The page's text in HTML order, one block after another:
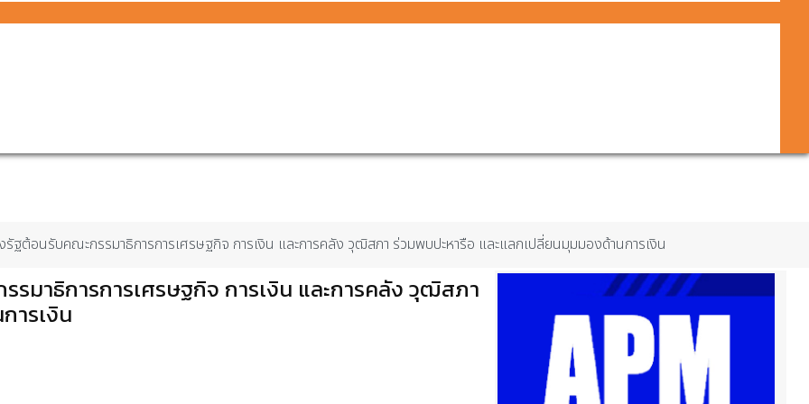
รัฐต้อนรับคณะกรรมาธิการการเศรษฐกิจ การเงิน และการคลัง วุฒิสภา ร่วมพบปะหารือ และแลกเปลี่ยนมุมมองด้านการเงิน
มาธิการการเศรษฐกิจ การเงิน และการคลัง วุฒิสภา
ารเงิน